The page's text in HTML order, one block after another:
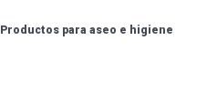
Productos para aseo e higiene